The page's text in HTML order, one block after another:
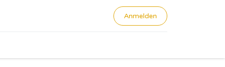
Anmelden